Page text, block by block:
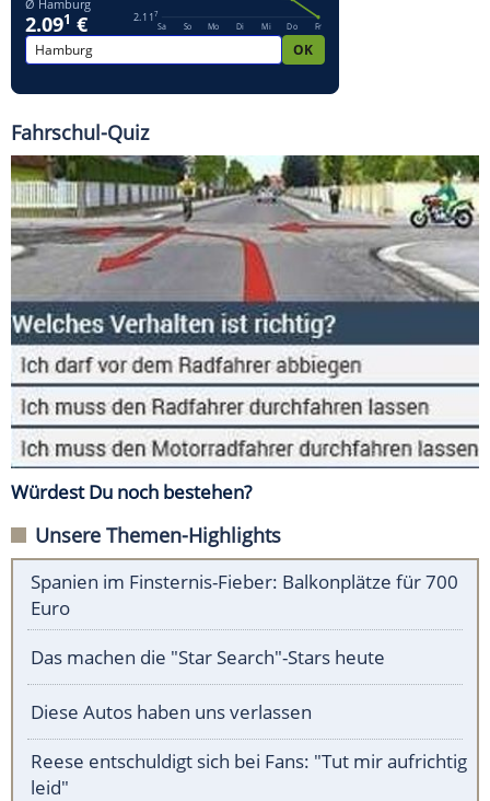
Fahrschul-Quiz
Würdest Du noch bestehen?
Unsere Themen-Highlights
Spanien im Finsternis-Fieber: Balkonplätze für 700
Euro
Das machen die "Star Search"-Stars heute
Diese Autos haben uns verlassen
Reese entschuldigt sich bei Fans: "Tut mir aufrichtig
leid"